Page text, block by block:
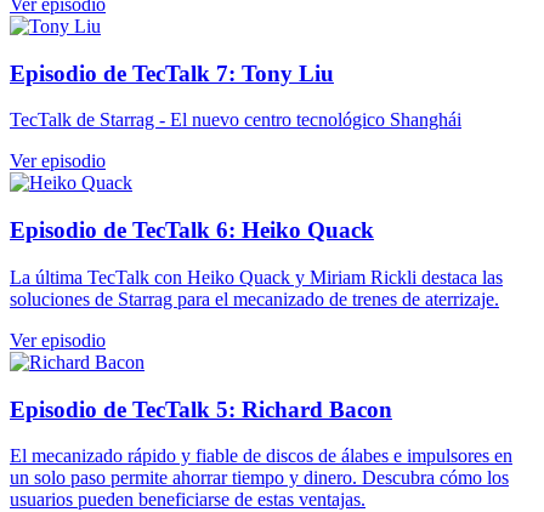
Ver episodio
Episodio de TecTalk 7: Tony Liu
TecTalk de Starrag - El nuevo centro tecnológico Shanghái
Ver episodio
Episodio de TecTalk 6: Heiko Quack
La última TecTalk con Heiko Quack y Miriam Rickli destaca las
soluciones de Starrag para el mecanizado de trenes de aterrizaje.
Ver episodio
Episodio de TecTalk 5: Richard Bacon
El mecanizado rápido y fiable de discos de álabes e impulsores en
un solo paso permite ahorrar tiempo y dinero. Descubra cómo los
usuarios pueden beneficiarse de estas ventajas.